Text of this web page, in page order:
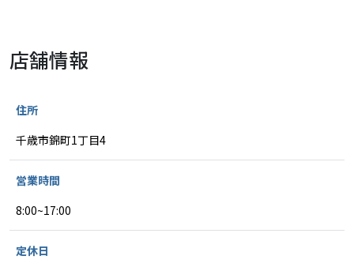
店舗情報
住所
千歳市錦町1丁目4
営業時間
8:00~17:00
定休日